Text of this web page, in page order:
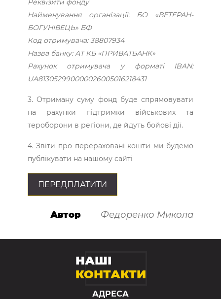
Найменування організації: БО «ВЕТЕРАН-
БОГУНІВЕЦЬ» БФ
Код отримувача: 38807934
Назва банку: АТ КБ «ПРИВАТБАНК»
Рахунок отримувача у форматі IBAN:
UA813052990000026005016218431
3. Отриману суму фонд буде спрямовувати
на рахунки підтримки військових та
тероборони в регіони, де йдуть бойові дії.
4. Звіти про перераховані кошти ми будемо
публікувати на нашому сайті
ПЕРЕДПЛАТИТИ
Автор Федоренко Микола
НАШІ
КОНТАКТИ
АДРЕСА